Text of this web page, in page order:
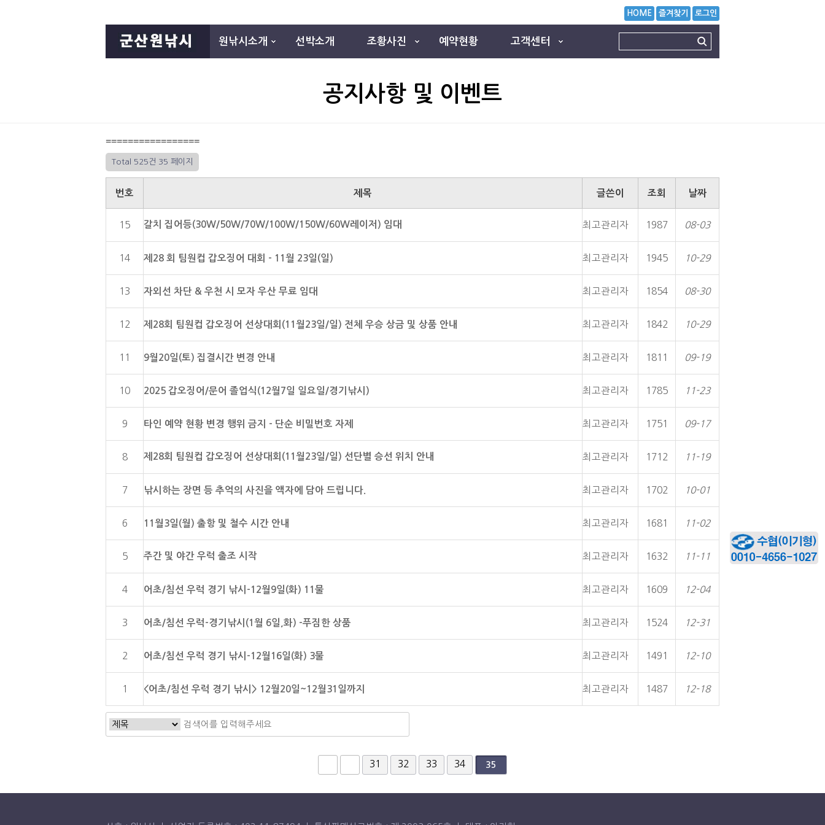
원낚시소개 선박소개 조황사진 예약현황 고객센터
HOME 즐겨찾기 로그인
공지사항 및 이벤트
=================
Total 525건 35 페이지
번호 제목 글쓴이 조회 날짜
15 갈치 집어등(30W/50W/70W/100W/150W/60W레이저) 임대 최고관리자 1987 08-03
14 제28 회 팀원컵 갑오징어 대회 - 11월 23일(일) 최고관리자 1945 10-29
13 자외선 차단 & 우천 시 모자 우산 무료 임대 최고관리자 1854 08-30
12 제28회 팀원컵 갑오징어 선상대회(11월23일/일) 전체 우승 상금 및 상품 안내 최고관리자 1842 10-29
11 9월20일(토) 집결시간 변경 안내 최고관리자 1811 09-19
10 2025 갑오징어/문어 졸업식(12월7일 일요일/경기낚시) 최고관리자 1785 11-23
9 타인 예약 현황 변경 행위 금지 - 단순 비밀번호 자제 최고관리자 1751 09-17
8 제28회 팀원컵 갑오징어 선상대회(11월23일/일) 선단별 승선 위치 안내 최고관리자 1712 11-19
7 낚시하는 장면 등 추억의 사진을 액자에 담아 드립니다. 최고관리자 1702 10-01
6 11월3일(월) 출항 및 철수 시간 안내 최고관리자 1681 11-02
5 주간 및 야간 우럭 출조 시작 최고관리자 1632 11-11
4 어초/침선 우럭 경기 낚시-12월9일(화) 11물 최고관리자 1609 12-04
3 어초/침선 우럭-경기낚시(1월 6일,화) -푸짐한 상품 최고관리자 1524 12-31
2 어초/침선 우럭 경기 낚시-12월16일(화) 3물 최고관리자 1491 12-10
1 <어초/침선 우럭 경기 낚시> 12월20일~12월31일까지 최고관리자 1487 12-18
31 32 33 34 35